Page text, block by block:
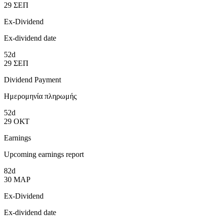
29 ΣΕΠ
Ex-Dividend
Ex-dividend date
52d
29 ΣΕΠ
Dividend Payment
Ημερομηνία πληρωμής
52d
29 ΟΚΤ
Earnings
Upcoming earnings report
82d
30 ΜΑΡ
Ex-Dividend
Ex-dividend date